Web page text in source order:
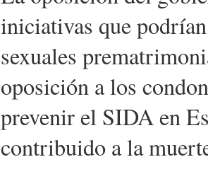
iniciativas que
sexuales
oposición a los
prevenir el SIDA en
contribuido a la